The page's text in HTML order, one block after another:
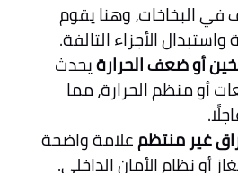
في البخاخات، وهنا يقوم
الأجزاء التالفة.
أو ضعف الحرارةيحدث
أو منظم الحرارة، مما
غير منتظمعلامة واضحة
نظام الأمان الداخلي.